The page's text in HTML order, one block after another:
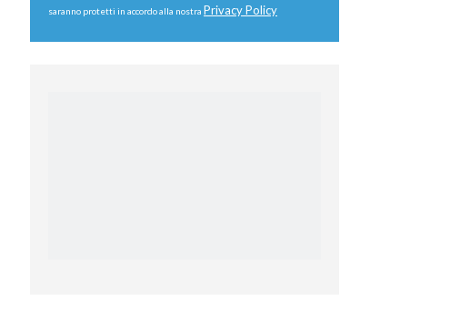
saranno protetti in accordo alla nostra Privacy Policy